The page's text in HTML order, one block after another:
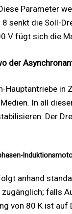
Parameter
senkt die Soll-
V fügt sich die
der
Hauptantriebe
In all
Der
anhand
falls
von 80 K ist